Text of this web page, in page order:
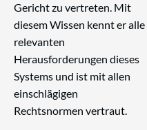
Gericht zu vertreten. Mit
diesem Wissen kennt er alle
relevanten
Herausforderungen dieses
Systems und ist mit allen
einschlägigen
Rechtsnormen vertraut.